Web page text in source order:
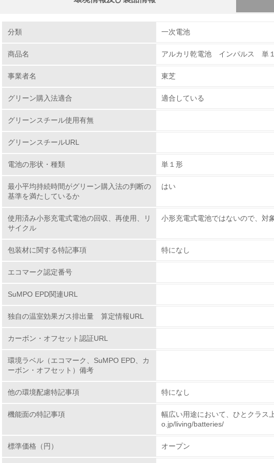
1.環境取り組み体制
No.
4. 自社に関係する主要な環境法規制を把握し、順守している
5. 環境取り組み体制と成果を定期的に検証して次の活動に活かして
従業員が環境方針に基づいて自分の業務の中で行うべき環境対
7.
第三者認証を取得している
2.環境への取り組み
資源・エネルギー
分類 一次電池
商品名 アルカリ乾電池 インパルス 単
事業者名 東芝
グリーン購入法適合 適合している
グリーンスチール使用有無
グリーンスチールURL
電池の形状・種類 単１形
最小平均持続時間がグリーン購入法の判断の
基準を満たしているか
はい
使用済み小形充電式電池の回収、再使用、リ
サイクル
小形充電式電池ではないので、対
包装材に関する特記事項 特になし
エコマーク認定番号
SuMPO EPD関連URL
独自の温室効果ガス排出量 算定情報URL
カーボン・オフセット認証URL
環境ラベル（エコマーク、SuMPO EPD、カ
ーボン・オフセット）備考
他の環境配慮特記事項 特になし
機能面の特記事項
幅広い用途において、ひとクラ
o.jp/living/batteries/
標準価格（円） オープン